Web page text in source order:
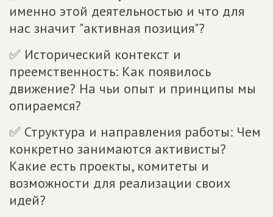
именно этой деятельностью и что для
нас значит "активная позиция"?
✅ Исторический контекст и
преемственность: Как появилось
движение? На чьи опыт и принципы мы
опираемся?
✅ Структура и направления работы: Чем
конкретно занимаются активисты?
Какие есть проекты, комитеты и
возможности для реализации своих
идей?